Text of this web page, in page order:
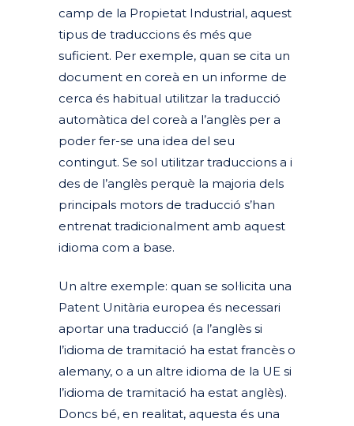
camp de la Propietat Industrial, aquest
tipus de traduccions és més que
suficient. Per exemple, quan se cita un
document en coreà en un informe de
cerca és habitual utilitzar la traducció
automàtica del coreà a l’anglès per a
poder fer-se una idea del seu
contingut. Se sol utilitzar traduccions a i
des de l’anglès perquè la majoria dels
principals motors de traducció s’han
entrenat tradicionalment amb aquest
idioma com a base.
Un altre exemple: quan se sol·licita una
Patent Unitària europea és necessari
aportar una traducció (a l’anglès si
l’idioma de tramitació ha estat francès o
alemany, o a un altre idioma de la UE si
l’idioma de tramitació ha estat anglès).
Doncs bé, en realitat, aquesta és una